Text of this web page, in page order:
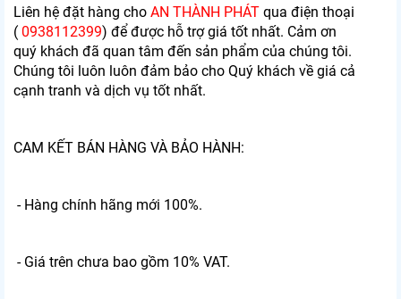
Liên hệ đặt hàng cho AN THÀNH PHÁT qua điện thoại
( 0938112399) để được hỗ trợ giá tốt nhất. Cảm ơn
quý khách đã quan tâm đến sản phẩm của chúng tôi.
Chúng tôi luôn luôn đảm bảo cho Quý khách về giá cả
cạnh tranh và dịch vụ tốt nhất.
CAM KẾT BÁN HÀNG VÀ BẢO HÀNH:
- Hàng chính hãng mới 100%.
- Giá trên chưa bao gồm 10% VAT.